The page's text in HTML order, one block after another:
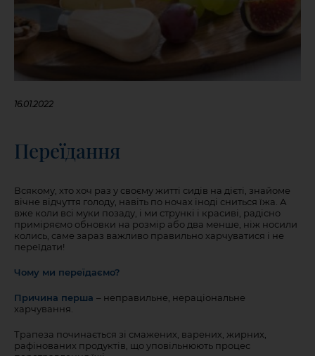
16.01.2022
Переїдання
Всякому, хто хоч раз у своєму житті сидів на дієті, знайоме
вічне відчуття голоду, навіть по ночах іноді сниться їжа. А
вже коли всі муки позаду, і ми стрункі і красиві, радісно
приміряємо обновки на розмір або два менше, ніж носили
колись, саме зараз важливо правильно харчуватися і не
переїдати!
Чому ми переїдаємо?
Причина перша – неправильне, нераціональне
харчування.
Трапеза починається зі смажених, варених, жирних,
рафінованих продуктів, що уповільнюють процес